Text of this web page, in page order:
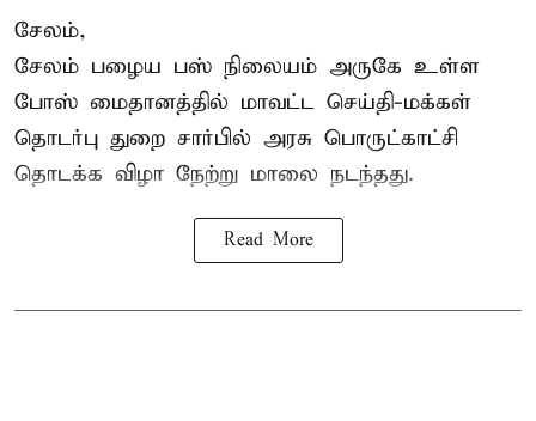
சேலம்,
சேலம் பழைய பஸ் நிலையம் அருகே உள்ள
போஸ் மைதானத்தில் மாவட்ட செய்தி-மக்கள்
தொடர்பு துறை சார்பில் அரசு பொருட்காட்சி
தொடக்க விழா நேற்று மாலை நடந்தது.
Read More